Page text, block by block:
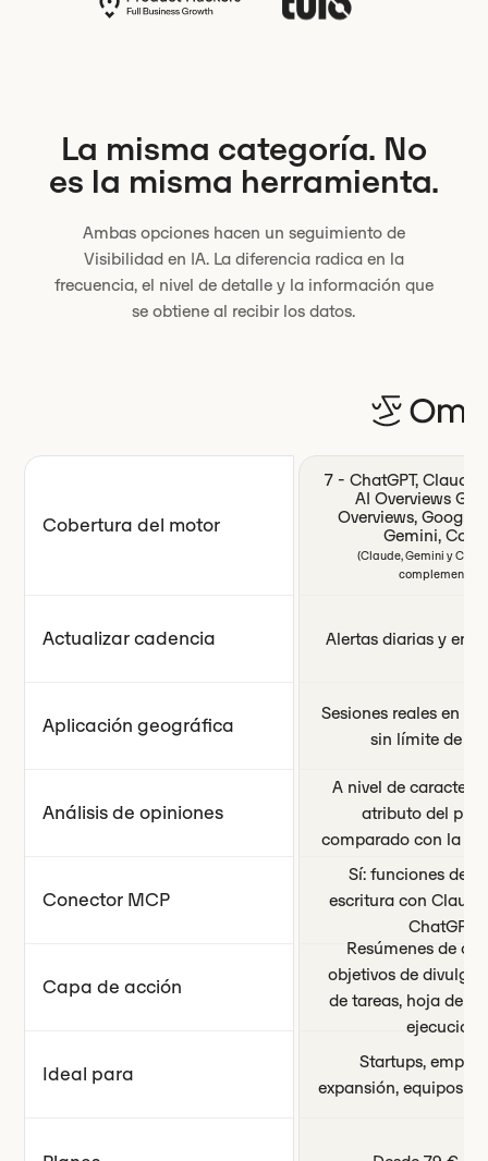
La misma categoría. No
es la misma herramienta.
Ambas opciones hacen un seguimiento de
Visibilidad en IA. La diferencia radica en la
frecuencia, el nivel de detalle y la información que
se obtiene al recibir los datos.
Cobertura del motor
Actualizar cadencia
Aplicación geográfica
Análisis de opiniones
Conector MCP
Capa de acción
Ideal para
7 - ChatGPT, Claude,
AI Overviews
Overviews, Google
Gemini,
(Claude, Gemini y
complementos.)
Alertas diarias y en
Sesiones reales en el
sin límite de
A nivel de
atributo del
comparado con la
Sí: funciones de
escritura con
ChatGPT
Resúmenes de
objetivos de
de tareas, hoja de
ejecución
Startups,
expansión, equipos